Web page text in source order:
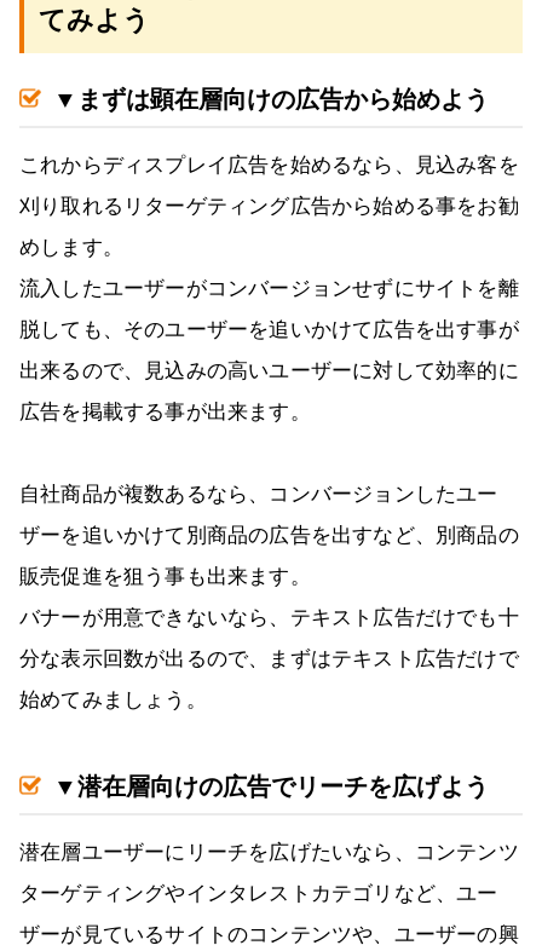
てみよう
▼まずは顕在層向けの広告から始めよう
これからディスプレイ広告を始めるなら、見込み客を
刈り取れるリターゲティング広告から始める事をお勧
めします。
流入したユーザーがコンバージョンせずにサイトを離
脱しても、そのユーザーを追いかけて広告を出す事が
出来るので、見込みの高いユーザーに対して効率的に
広告を掲載する事が出来ます。
自社商品が複数あるなら、コンバージョンしたユー
ザーを追いかけて別商品の広告を出すなど、別商品の
販売促進を狙う事も出来ます。
バナーが用意できないなら、テキスト広告だけでも十
分な表示回数が出るので、まずはテキスト広告だけで
始めてみましょう。
▼潜在層向けの広告でリーチを広げよう
潜在層ユーザーにリーチを広げたいなら、コンテンツ
ターゲティングやインタレストカテゴリなど、ユー
ザーが見ているサイトのコンテンツや、ユーザーの興